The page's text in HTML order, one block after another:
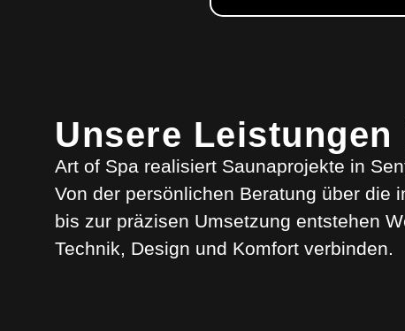
Unsere
Art of Spa realisiert Saunaprojekte in
Von der persönlichen Beratung über die
bis zur präzisen Umsetzung entstehen
Technik, Design und Komfort verbinden.